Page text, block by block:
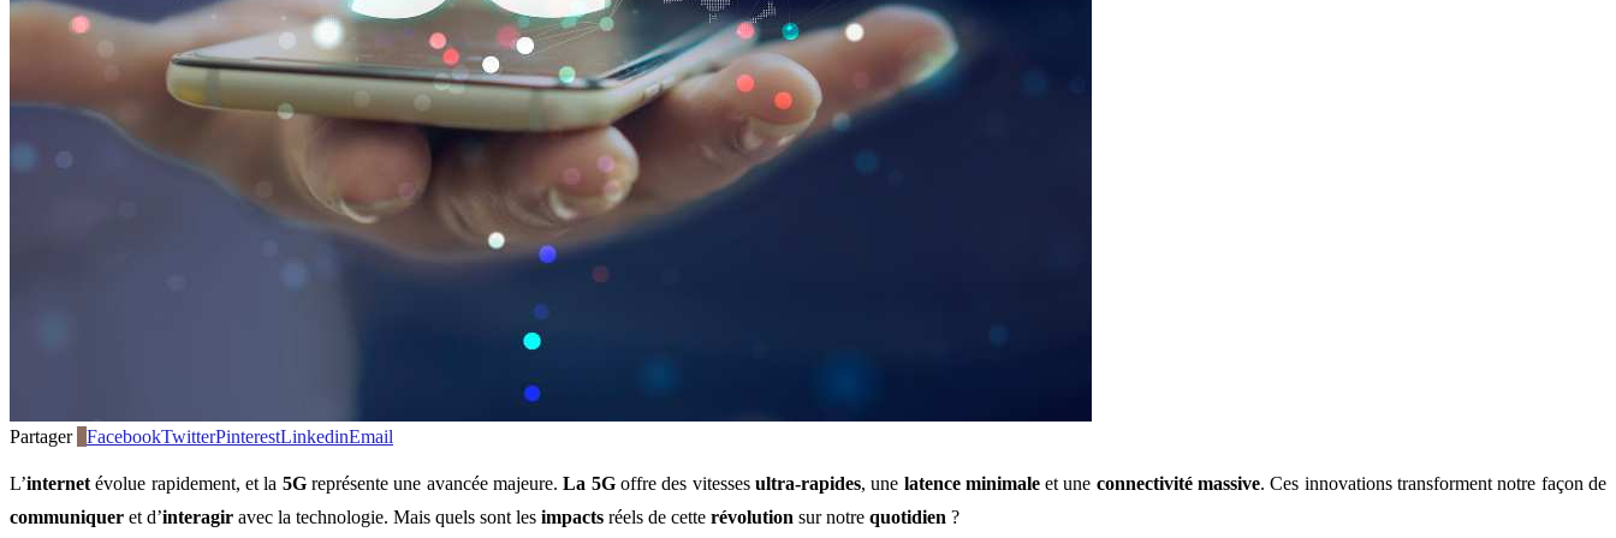
Partager FacebookTwitterPinterestLinkedinEmail
L’internet évolue rapidement, et la 5Greprésente une avancée majeure.La 5Goffre des vitesses ultra-rapides, une latence minimaleet une connectivité massive. Ces innovations transforment notre façon de
communiquer et d’interagir avec la technologie. Mais quels sont les impacts réels de cette révolution sur notre quotidien ?